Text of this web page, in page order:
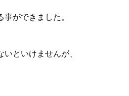
ができました。
といけませんが、